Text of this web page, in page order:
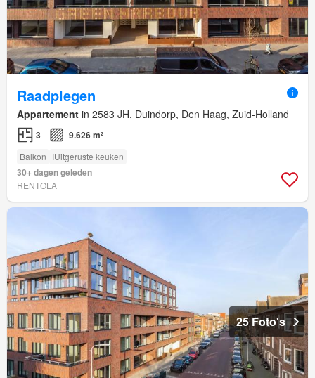
Raadplegen
Appartement in 2583 JH, Duindorp, Den Haag, Zuid-Holland
3 9.626 m²
Balkon IUitgeruste keuken
30+ dagen geleden
RENTOLA
25 Foto's